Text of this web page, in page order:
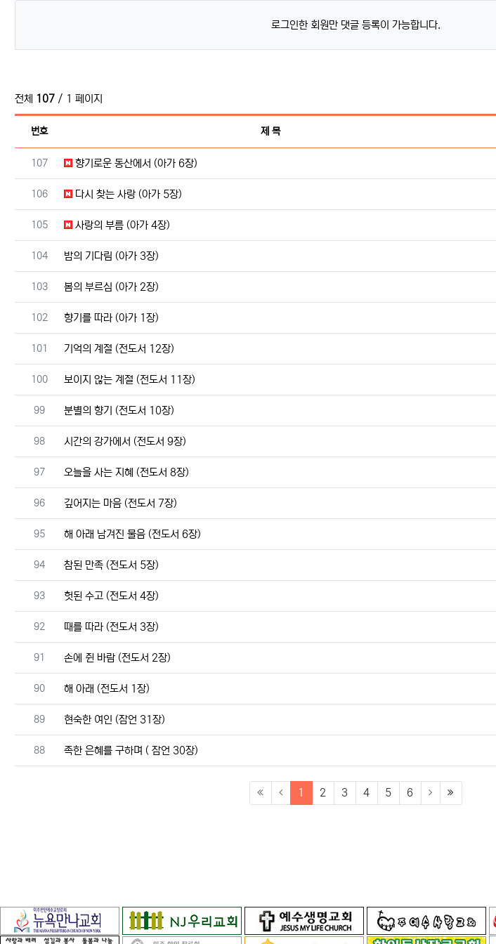
로그인한 회원만 댓글 등록이 가능합니다.
전체 107 / 1 페이지
번호
제 목
번호
107 향기로운 동산에서 (아가 6장)
번호
106 다시 찾는 사랑 (아가 5장)
번호
105 사랑의 부름 (아가 4장)
번호
104 밤의 기다림 (아가 3장)
번호
103 봄의 부르심 (아가 2장)
번호
102 향기를 따라 (아가 1장)
번호
101 기억의 계절 (전도서 12장)
번호
100 보이지 않는 계절 (전도서 11장)
번호
99 분별의 향기 (전도서 10장)
번호
98 시간의 강가에서 (전도서 9장)
번호
97 오늘을 사는 지혜 (전도서 8장)
번호
96 깊어지는 마음 (전도서 7장)
번호
95 해 아래 남겨진 물음 (전도서 6장)
번호
94 참된 만족 (전도서 5장)
번호
93 헛된 수고 (전도서 4장)
번호
92 때를 따라 (전도서 3장)
번호
91 손에 쥔 바람 (전도서 2장)
번호
90 해 아래 (전도서 1장)
번호
89 현숙한 여인 (잠언 31장)
번호
88 족한 은혜를 구하며 ( 잠언 30장)
1 (current)
2 3 4 5 6